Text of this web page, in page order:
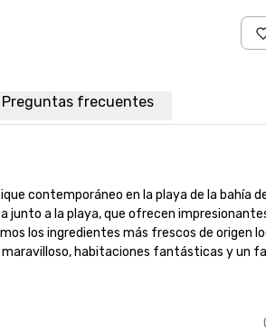
Preguntas frecuentes
contemporáneo en la playa de la bahía
a la playa, que ofrecen
los ingredientes más frescos de origen
habitaciones fantásticas y un